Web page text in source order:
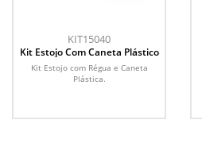
KIT15040
Kit Estojo Com Caneta Plástico
Kit Estojo com Régua e Caneta
Plástica.